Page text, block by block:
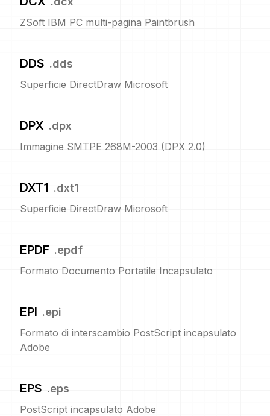
ZSoft IBM PC multi-pagina Paintbrush
DDS .dds
Superficie DirectDraw Microsoft
DPX .dpx
Immagine SMTPE 268M-2003 (DPX 2.0)
DXT1 .dxt1
Superficie DirectDraw Microsoft
EPDF .epdf
Formato Documento Portatile Incapsulato
EPI .epi
Formato di interscambio PostScript incapsulato
Adobe
EPS .eps
PostScript incapsulato Adobe